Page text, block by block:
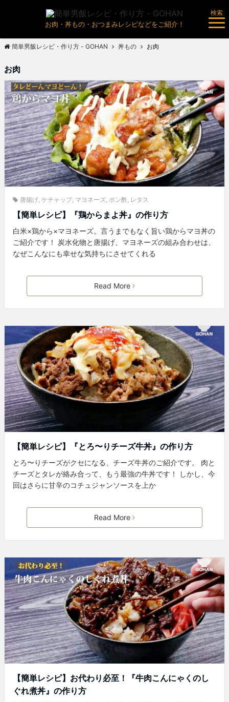
お肉・丼もの・おつまみレシピなどをご紹介！
検索
簡単男飯レシピ・作り方 - GOHAN 丼もの お肉
お肉
唐揚げ, ケチャップ, マヨネーズ, ポン酢, レタス
【簡単レシピ】『鶏からまよ丼』の作り方
白米×鶏から×マヨネーズ。言うまでもなく旨い鶏からマヨ丼の
ご紹介です！ 炭水化物と唐揚げ、マヨネーズの組み合わせは、
なぜこんなにも幸せな気持ちにさせてくれる
Read More
【簡単レシピ】『とろ〜りチーズ牛丼』の作り方
とろ〜りチーズがクセになる、チーズ牛丼のご紹介です。 肉と
チーズとタレが絡み合って、もう最強の牛丼です！ しかし、今
回はさらに甘辛のコチュジャンソースを上か
Read More
【簡単レシピ】お代わり必至！『牛肉こんにゃくのし
ぐれ煮丼』の作り方